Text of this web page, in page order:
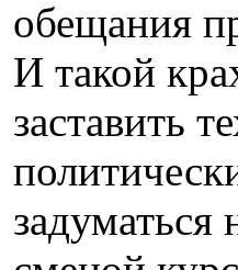
обещания
И такой
заставить
задуматься